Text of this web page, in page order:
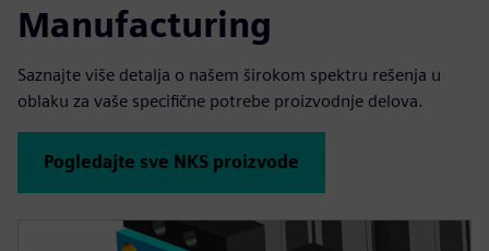
Manufacturing
Saznajte više detalja o našem širokom spektru rešenja u
oblaku za vaše specifične potrebe proizvodnje delova.
Pogledajte sve NKS proizvode